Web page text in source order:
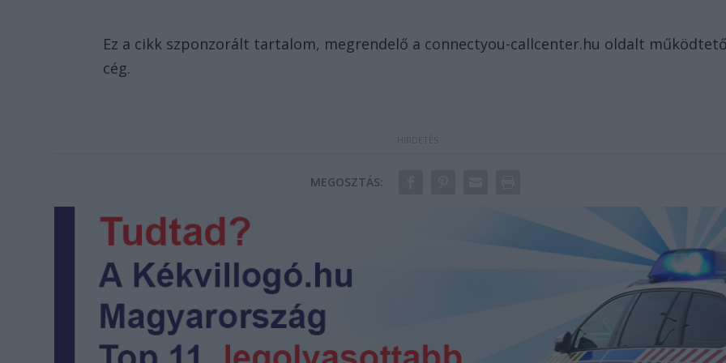
Ez a cikk szponzorált tartalom, megrendelő a connectyou-callcenter.hu oldalt
cég.
MEGOSZTÁS: